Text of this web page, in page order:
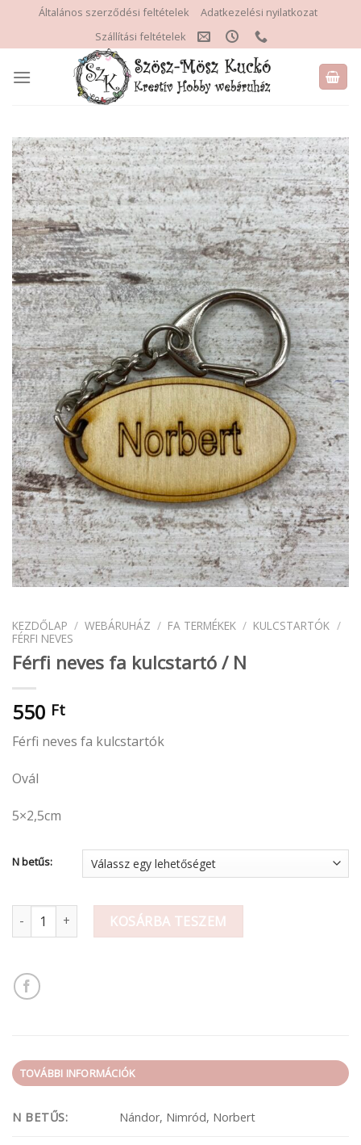
content
Általános szerződési feltételek
Adatkezelési nyilatkozat
Szállítási feltételek
KEZDŐLAP / WEBÁRUHÁZ / FA TERMÉKEK / KULCSTARTÓK /
FÉRFI NEVES
Férfi neves fa kulcstartó / N
550 Ft
Férfi neves fa kulcstartók
Ovál
5×2,5cm
N betűs:
Férfi neves fa kulcstartó / N mennyiség
KOSÁRBA TESZEM
TOVÁBBI INFORMÁCIÓK
N BETŰS: Nándor, Nimród, Norbert